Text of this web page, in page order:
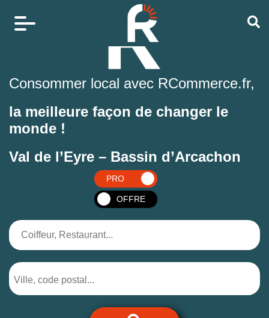
Consommer local avec RCommerce.fr,
la meilleure façon de changer le
monde !
Val de l’Eyre – Bassin d’Arcachon
PRO
OFFRE